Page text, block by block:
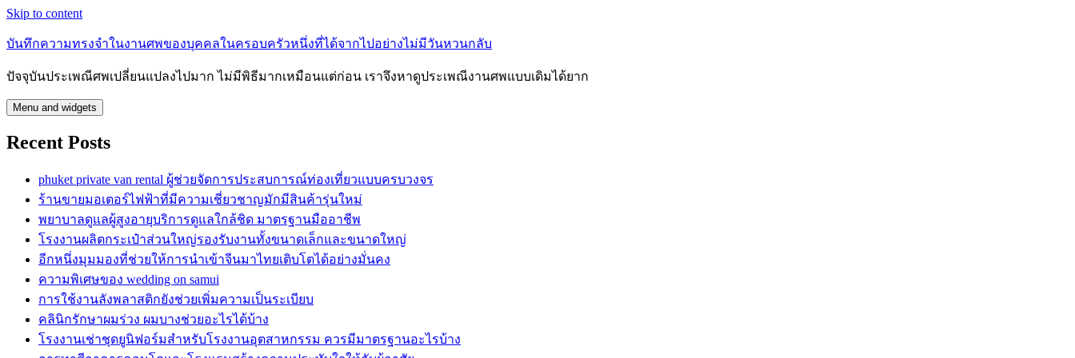
Skip to content
บันทึกความทรงจำในงานศพของบุคคลในครอบครัวหนึ่งที่ได้จากไปอย่างไม่มีวันหวนกลับ
ปัจจุบันประเพณีศพเปลี่ยนแปลงไปมาก ไม่มีพิธีมากเหมือนแต่ก่อน เราจึงหาดูประเพณีงานศพแบบเดิมได้ยาก
Menu and widgets
Recent Posts
phuket private van rental ผู้ช่วยจัดการประสบการณ์ท่องเที่ยวแบบครบวงจร
ร้านขายมอเตอร์ไฟฟ้าที่มีความเชี่ยวชาญมักมีสินค้ารุ่นใหม่
พยาบาลดูแลผู้สูงอายุบริการดูแลใกล้ชิด มาตรฐานมืออาชีพ
โรงงานผลิตกระเป๋าส่วนใหญ่รองรับงานทั้งขนาดเล็กและขนาดใหญ่
อีกหนึ่งมุมมองที่ช่วยให้การนำเข้าจีนมาไทยเติบโตได้อย่างมั่นคง
ความพิเศษของ wedding on samui
การใช้งานลังพลาสติกยังช่วยเพิ่มความเป็นระเบียบ
คลินิกรักษาผมร่วง ผมบางช่วยอะไรได้บ้าง
โรงงานเช่าชุดยูนิฟอร์มสำหรับโรงงานอุตสาหกรรม ควรมีมาตรฐานอะไรบ้าง